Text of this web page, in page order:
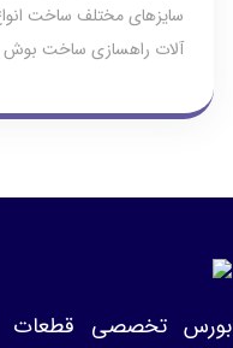
سايزهاي مختلف ساخت
آلات راهسازی ساخت
بورس تخصصی قطعات